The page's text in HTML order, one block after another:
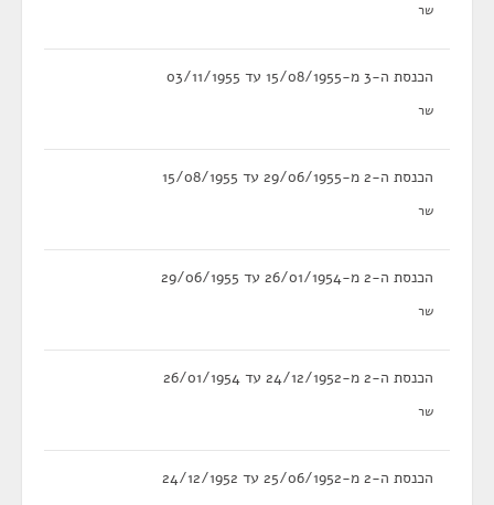
שר
הכנסת ה-3 מ-15/08/1955 עד 03/11/1955
שר
הכנסת ה-2 מ-29/06/1955 עד 15/08/1955
שר
הכנסת ה-2 מ-26/01/1954 עד 29/06/1955
שר
הכנסת ה-2 מ-24/12/1952 עד 26/01/1954
שר
הכנסת ה-2 מ-25/06/1952 עד 24/12/1952